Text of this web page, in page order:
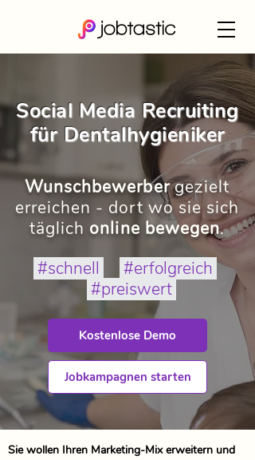
Social Media Recruiting
für Dentalhygieniker
Wunschbewerbergezielt
erreichen - dort wo sie sich
täglich online bewegen.
#schnell
#erfolgreich
#preiswert
Kostenlose Demo
Jobkampagnen starten
Sie wollen Ihren Marketing-Mix erweitern und